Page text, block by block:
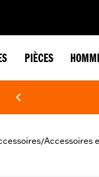
PIÈCES
/Accessoires